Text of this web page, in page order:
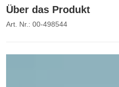
Über das Produkt
Art. Nr.: 00-498544